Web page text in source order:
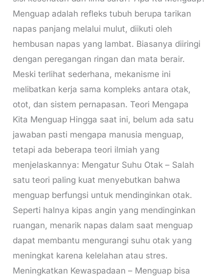
Menguap adalah refleks tubuh berupa tarikan
napas panjang melalui mulut, diikuti oleh
hembusan napas yang lambat. Biasanya diiringi
dengan peregangan ringan dan mata berair.
Meski terlihat sederhana, mekanisme ini
melibatkan kerja sama kompleks antara otak,
otot, dan sistem pernapasan. Teori Mengapa
Kita Menguap Hingga saat ini, belum ada satu
jawaban pasti mengapa manusia menguap,
tetapi ada beberapa teori ilmiah yang
menjelaskannya: Mengatur Suhu Otak – Salah
satu teori paling kuat menyebutkan bahwa
menguap berfungsi untuk mendinginkan otak.
Seperti halnya kipas angin yang mendinginkan
ruangan, menarik napas dalam saat menguap
dapat membantu mengurangi suhu otak yang
meningkat karena kelelahan atau stres.
Meningkatkan Kewaspadaan – Menguap bisa